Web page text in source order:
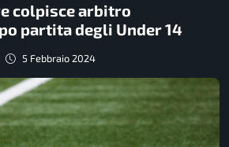
colpisce arbitro
partita degli Under 14
5 Febbraio 2024